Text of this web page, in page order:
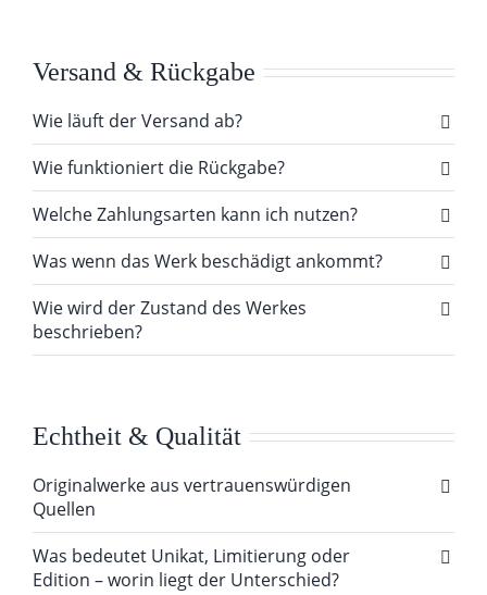
Versand & Rückgabe
Wie läuft der Versand ab?
Wie funktioniert die Rückgabe?
Welche Zahlungsarten kann ich nutzen?
Was wenn das Werk beschädigt ankommt?
Wie wird der Zustand des Werkes
beschrieben?
Echtheit & Qualität
Originalwerke aus vertrauenswürdigen
Quellen
Was bedeutet Unikat, Limitierung oder
Edition – worin liegt der Unterschied?